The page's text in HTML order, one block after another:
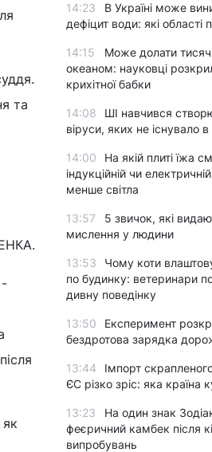
та
-
14:23
В Україні може
дефіцит води: які області
14:15
Може долати
океаном: науковці
крихітної бабки
14:08
ШІ навчився
віруси, яких не існувало
14:00
На якій плиті їжа
індукційній чи
менше світла
13:57
5 звичок, які
мислення у людини
13:53
Чому коти
по будинку: ветеринари
дивну поведінку
13:50
Експеримент
бездротова зарядка
13:44
Імпорт
ЄС різко зріс: яка країна
13:23
На один знак
феєричний камбек після
випробувань